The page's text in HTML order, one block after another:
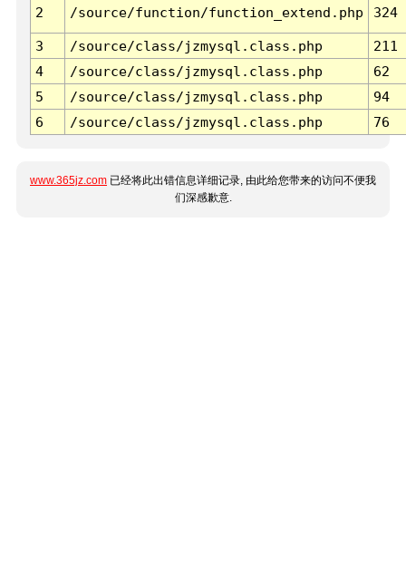
2 /source/function/function_extend.php 324
3 /source/class/jzmysql.class.php
211
4
/source/class/jzmysql.class.php
62
5
/source/class/jzmysql.class.php
94
6
/source/class/jzmysql.class.php 76
www.365jz.com 已经将此出错信息详细记录, 由此给您带来的访问不便我
们深感歉意.